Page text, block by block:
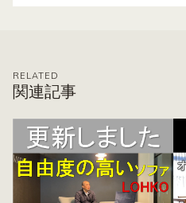
RELATED
関連記事